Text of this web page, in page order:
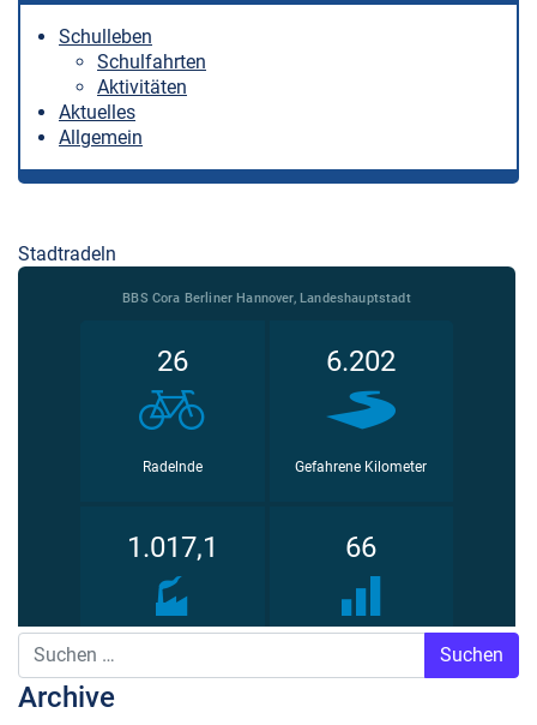
Schulleben
Schulfahrten
Aktivitäten
Aktuelles
Allgemein
Stadtradeln
Suche nach:
Archive